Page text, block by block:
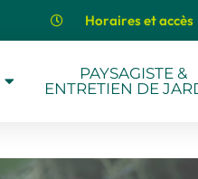
Horaires et accès
PAYSAGISTE &
ENTRETIEN DE